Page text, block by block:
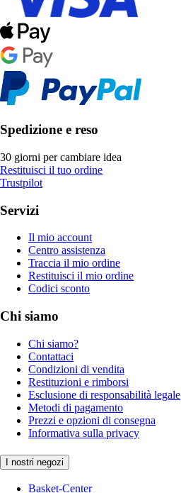
Spedizione e reso
30 giorni per cambiare idea
Restituisci il tuo ordine
Trustpilot
Servizi
Il mio account
Centro assistenza
Traccia il mio ordine
Restituisci il mio ordine
Codici sconto
Chi siamo
Chi siamo?
Contattaci
Condizioni di vendita
Restituzioni e rimborsi
Esclusione di responsabilità legale
Metodi di pagamento
Prezzi e opzioni di consegna
Informativa sulla privacy
I nostri negozi
Basket-Center